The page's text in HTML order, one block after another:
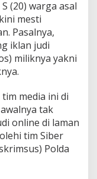
(20) warga asal
mesti
Pasalnya,
iklan judi
miliknya yakni
media ini di
tak
online di laman
tim Siber
Polda